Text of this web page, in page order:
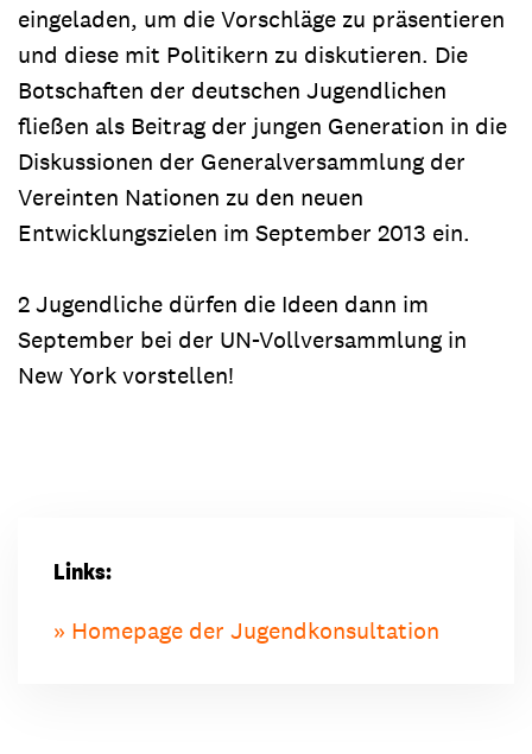
eingeladen, um die Vorschläge zu präsentieren
und diese mit Politikern zu diskutieren. Die
Botschaften der deutschen Jugendlichen
fließen als Beitrag der jungen Generation in die
Diskussionen der Generalversammlung der
Vereinten Nationen zu den neuen
Entwicklungszielen im September 2013 ein.
2 Jugendliche dürfen die Ideen dann im
September bei der UN-Vollversammlung in
New York vorstellen!
Links:
Homepage der Jugendkonsultation